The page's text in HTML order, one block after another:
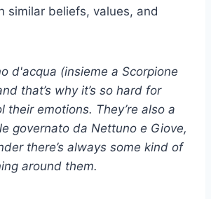
similar beliefs, values, and
d'acqua (insieme a Scorpione
that’s why it’s so hard for
their emotions. They’re also a
governato da Nettuno e Giove,
there’s always some kind of
around them.